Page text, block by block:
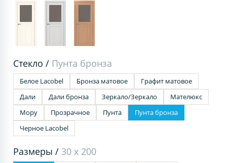
Стекло / Пунта бронза
Белое Lacobel Бронза матовое
Графит матовое
Дали
Дали бронза Зеркало/Зеркало
Мателюкс
Мору
Прозрачное Пунта
Пунта бронза
Черное Lacobel
Размеры / 30 х 200